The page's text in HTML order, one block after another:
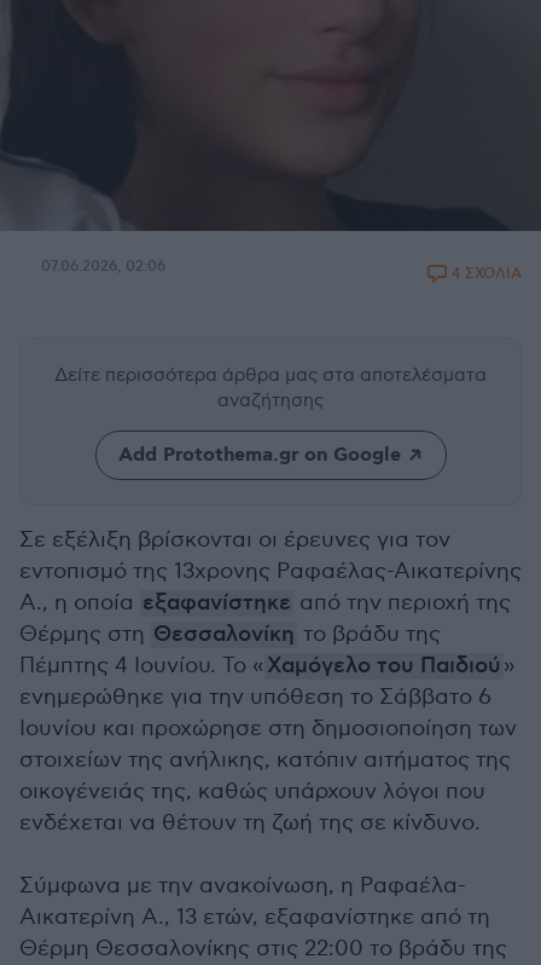
07.06.2026, 02:06 4 ΣΧΟΛΙΑ
Δείτε περισσότερα άρθρα μας στα αποτελέσματα
αναζήτησης
Add Protothema.gr on Google
Σε εξέλιξη βρίσκονται οι έρευνες για τον
εντοπισμό της 13χρονης Ραφαέλας-Αικατερίνης
Α., η οποία εξαφανίστηκε από την περιοχή της
Θέρμης στη Θεσσαλονίκη το βράδυ της
Πέμπτης 4 Ιουνίου. Το « Χαμόγελο του Παιδιού »
ενημερώθηκε για την υπόθεση το Σάββατο 6
Ιουνίου και προχώρησε στη δημοσιοποίηση των
στοιχείων της ανήλικης, κατόπιν αιτήματος της
οικογένειάς της, καθώς υπάρχουν λόγοι που
ενδέχεται να θέτουν τη ζωή της σε κίνδυνο.
Σύμφωνα με την ανακοίνωση, η Ραφαέλα-
Αικατερίνη Α., 13 ετών, εξαφανίστηκε από τη
Θέρμη Θεσσαλονίκης στις 22:00 το βράδυ της